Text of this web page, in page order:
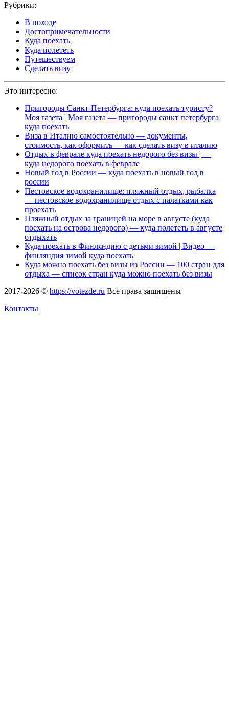
Рубрики:
В походе
Достопримечательности
Куда поехать
Куда полететь
Путешествуем
Сделать визу
Это интересно:
Пригороды Санкт-Петербурга: куда поехать туристу?
Моя газета | Моя газета — пригороды санкт петербурга
куда поехать
Виза в Италию самостоятельно — документы,
стоимость, как оформить — как сделать визу в италию
Отдых в феврале куда поехать недорого без визы | —
куда недорого поехать в феврале
Новый год в России — куда поехать в новый год в
россии
Пестовское водохранилище: пляжный отдых, рыбалка
— пестовское водохранилище отдых с палатками как
проехать
Пляжный отдых за границей на море в августе (куда
поехать на острова недорого) — куда полететь в августе
отдыхать
Куда поехать в Финляндию с детьми зимой | Видео —
финляндия зимой куда поехать
Куда можно поехать без визы из России — 100 стран для
отдыха — список стран куда можно поехать без визы
2017-2026 © https://votezde.ru Все права защищены
Контакты